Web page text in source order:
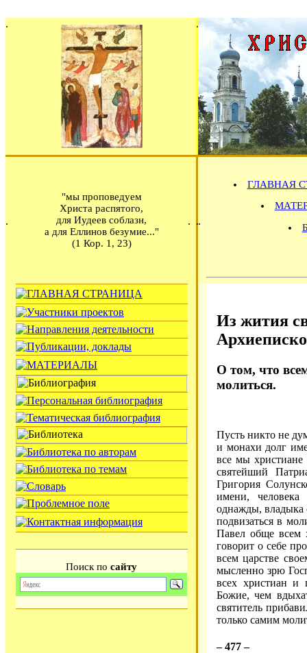
"мы проповедуем
Христа распятого,
для Иудеев соблазн,
а для Еллинов безумие..."
(1 Кор. 1, 23)
ГЛАВНАЯ
Поиск по сайту
Из жития
О том, что
молиться.
Пусть никто не
и монахи долг
все мы христиане
святейший
Григория
имени, человека
однажды, владыка
подвизаться в
Павел обще всем
говорит о себе
всем царстве
мысленно зрю
всех христиан и
Божие, чем
святитель
только самим
– 477 –